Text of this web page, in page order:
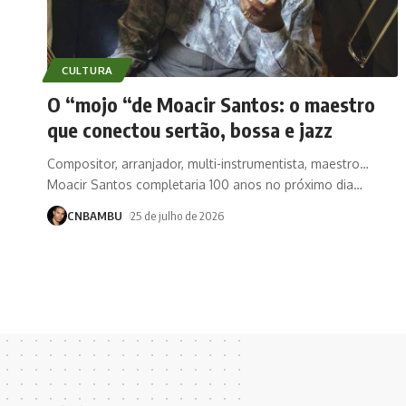
CULTURA
O “mojo “de Moacir Santos: o maestro
que conectou sertão, bossa e jazz
Compositor, arranjador, multi-instrumentista, maestro…
Moacir Santos completaria 100 anos no próximo dia…
CNBAMBU 25 de julho de 2026